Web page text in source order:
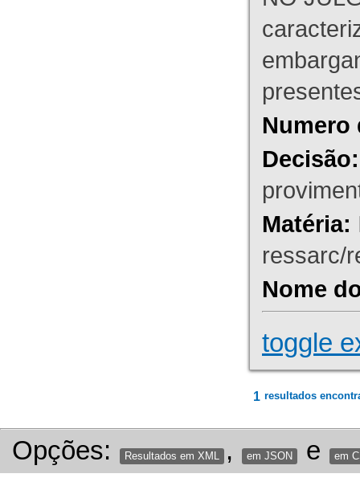
Numero
Decisão:
Matéria:
ressarc/
Nome
toggle
1 resultados
Opções: Resultados em XML , em JSON e em